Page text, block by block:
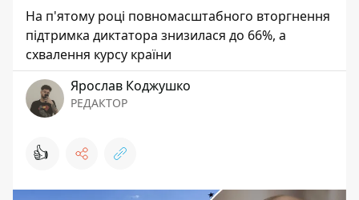
На п'ятому році повномасштабного вторгнення
підтримка диктатора знизилася до 66%, а
схвалення курсу країни
Ярослав Коджушко
РЕДАКТОР
👍